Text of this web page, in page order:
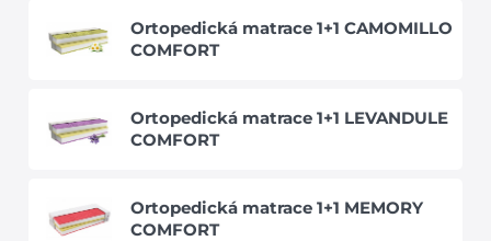
Ortopedická matrace 1+1 CAMOMILLO
COMFORT
Ortopedická matrace 1+1 LEVANDULE
COMFORT
Ortopedická matrace 1+1 MEMORY
COMFORT